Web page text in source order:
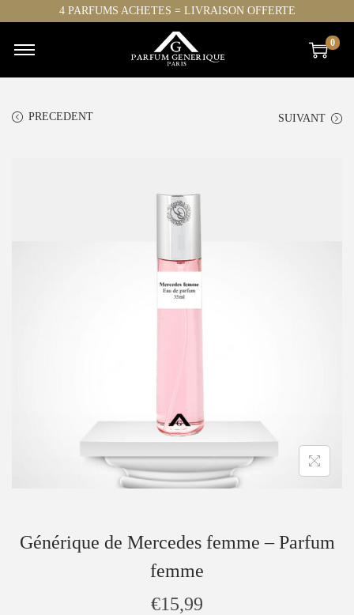
4 PARFUMS ACHETES = LIVRAISON OFFERTE
0
PRECEDENT SUIVANT
Générique de Mercedes femme – Parfum
femme
€15,99